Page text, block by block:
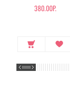
380.00Р.